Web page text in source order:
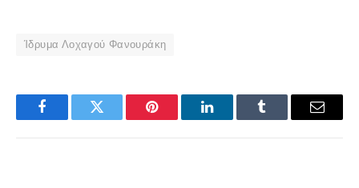
Ίδρυμα Λοχαγού Φανουράκη
FacebookTwitter Pinterest LinkedInTumblr Email